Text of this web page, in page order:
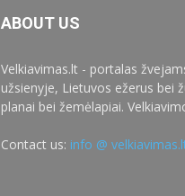
ABOUT US
Velkiavimas.lt - portalas
užsienyje, Lietuvos ežerus bei
planai bei žemėlapiai.
Contact us: info @